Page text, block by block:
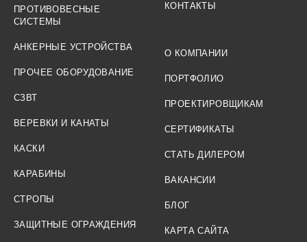
ПРОТИВОВЕСНЫЕ
СИСТЕМЫ
АНКЕРНЫЕ УСТРОЙСТВА
ПРОЧЕЕ ОБОРУДОВАНИЕ
СЗВТ
ВЕРЕВКИ И КАНАТЫ
КАСКИ
КАРАБИНЫ
СТРОПЫ
ЗАЩИТНЫЕ ОГРАЖДЕНИЯ
О КОМПАНИИ
ПОРТФОЛИО
ПРОЕКТИРОВЩИКАМ
СЕРТИФИКАТЫ
СТАТЬ ДИЛЕРОМ
ВАКАНСИИ
БЛОГ
КАРТА САЙТА
КОНТАКТЫ